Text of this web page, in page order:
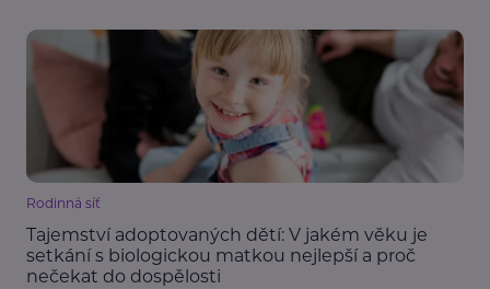
Rodinná síť
Tajemství adoptovaných dětí: V jakém věku je
setkání s biologickou matkou nejlepší a proč
nečekat do dospělosti